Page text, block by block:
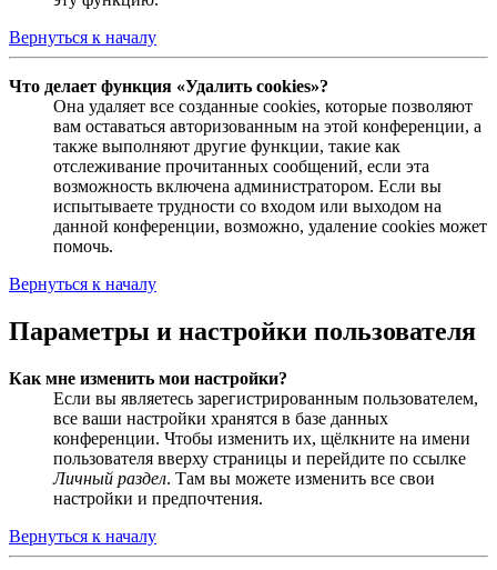
Вернуться к началу
Что делает функция «Удалить cookies»?
Она удаляет все созданные cookies, которые позволяют
вам оставаться авторизованным на этой конференции, а
также выполняют другие функции, такие как
отслеживание прочитанных сообщений, если эта
возможность включена администратором. Если вы
испытываете трудности со входом или выходом на
данной конференции, возможно, удаление cookies может
помочь.
Вернуться к началу
Параметры и настройки пользователя
Как мне изменить мои настройки?
Если вы являетесь зарегистрированным пользователем,
все ваши настройки хранятся в базе данных
конференции. Чтобы изменить их, щёлкните на имени
пользователя вверху страницы и перейдите по ссылке
Личный раздел. Там вы можете изменить все свои
настройки и предпочтения.
Вернуться к началу